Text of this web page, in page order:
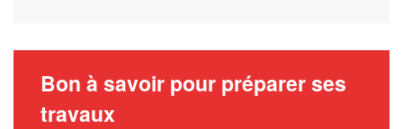
Bon à savoir pour préparer ses
travaux